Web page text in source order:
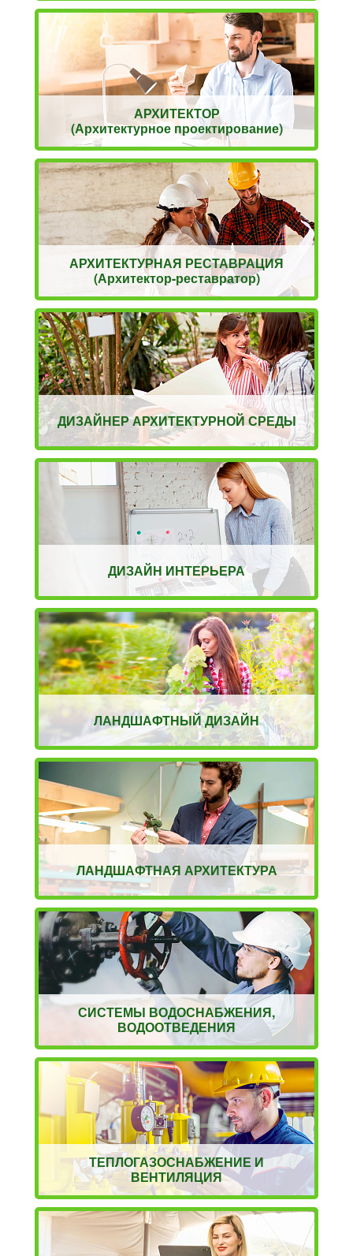
АРХИТЕКТОР
(Архитектурное проектирование)
АРХИТЕКТУРНАЯ РЕСТАВРАЦИЯ
(Архитектор-реставратор)
ДИЗАЙНЕР АРХИТЕКТУРНОЙ СРЕДЫ
ДИЗАЙН ИНТЕРЬЕРА
ЛАНДШАФТНЫЙ ДИЗАЙН
ЛАНДШАФТНАЯ АРХИТЕКТУРА
СИСТЕМЫ ВОДОСНАБЖЕНИЯ,
ВОДООТВЕДЕНИЯ
ТЕПЛОГАЗОСНАБЖЕНИЕ И
ВЕНТИЛЯЦИЯ